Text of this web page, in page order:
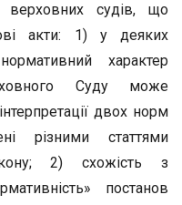
верховних судів, що
акти: 1) у деяких
характер
Суду може
двох норм
різними статтями
2) схожість з
постанов